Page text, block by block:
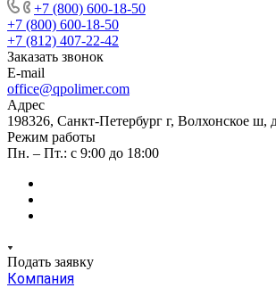
+7 (800) 600-18-50
+7 (800) 600-18-50
+7 (812) 407-22-42
Заказать звонок
E-mail
office@qpolimer.com
Адрес
198326, Санкт-Петербург г, Волхонское
Режим работы
Пн. – Пт.: с 9:00 до 18:00
Подать заявку
Компания